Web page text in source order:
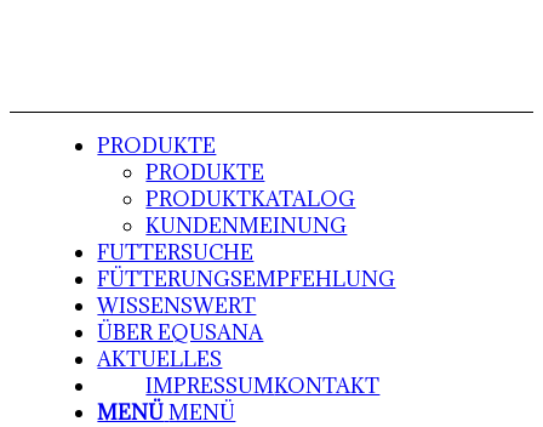
PRODUKTE
PRODUKTE
PRODUKTKATALOG
KUNDENMEINUNG
FUTTERSUCHE
FÜTTERUNGSEMPFEHLUNG
WISSENSWERT
ÜBER EQUSANA
AKTUELLES
KONTAKT
IMPRESSUM
MENÜ MENÜ